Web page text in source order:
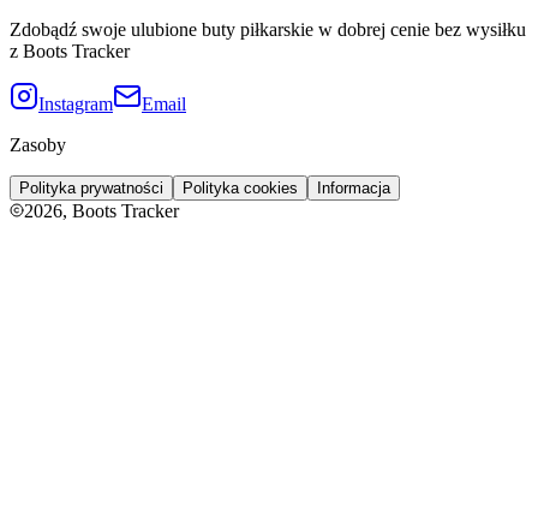
Zdobądź swoje ulubione buty piłkarskie w dobrej cenie bez wysiłku
z Boots Tracker
Instagram
Email
Zasoby
Polityka prywatności Polityka cookies Informacja
2026, Boots Tracker